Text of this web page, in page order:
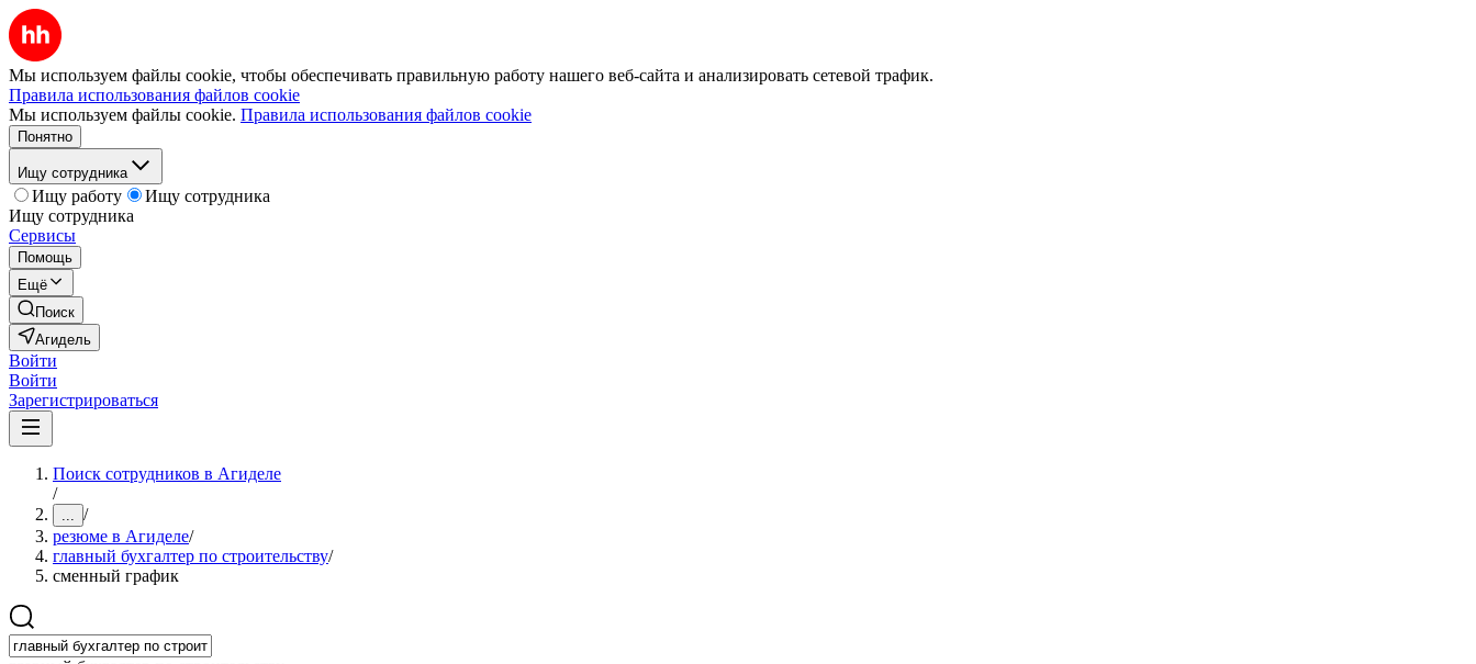
Мы используем файлы cookie, чтобы обеспечивать правильную работу нашего веб-сайта и анализировать сетевой трафик.
Правила использования файлов cookie
Мы используем файлы cookie. Правила использования файлов cookie
Понятно
Ищу сотрудника
Ищу работу
Ищу сотрудника
Ищу сотрудника
Сервисы
Помощь
Ещё
Поиск
Агидель
Войти
Войти
Зарегистрироваться
Поиск сотрудников в Агиделе
/
... /
резюме в Агиделе/
главный бухгалтер по строительству/
сменный график